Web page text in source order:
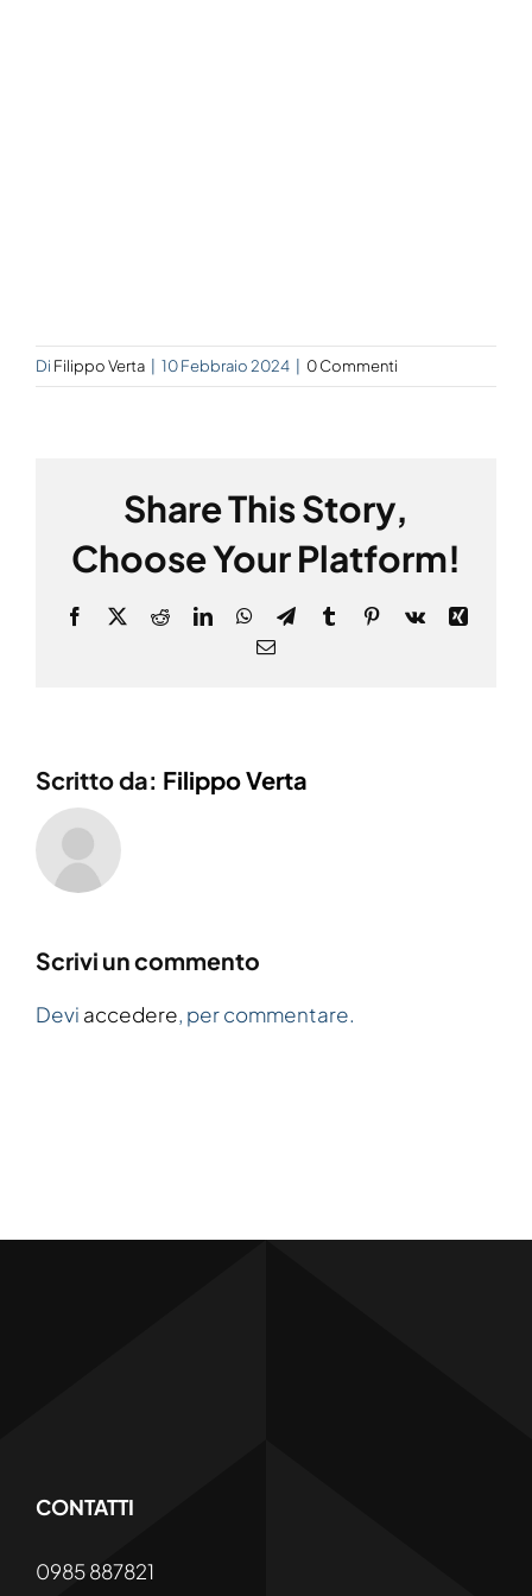
Di Filippo Verta | 10 Febbraio 2024 | 0 Commenti
Share This Story,
Choose Your Platform!
Facebook
X RedditLinkedInWhatsApp
TelegramTumblrPinterest
Vk
Xing
Email
Scritto da: Filippo Verta
Scrivi un commento
Devi accedere, per commentare.
CONTATTI
0985 887821